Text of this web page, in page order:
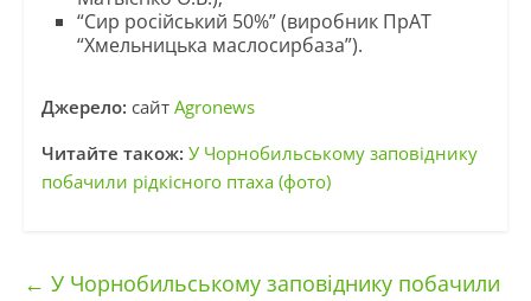
“Сир російський 50%” (виробник ПрАТ
“Хмельницька маслосирбаза”).
Джерело: сайт Agronews
Читайте також: У Чорнобильському заповіднику
побачили рідкісного птаха (фото)
← У Чорнобильському заповіднику побачили